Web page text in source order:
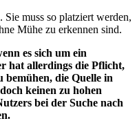
muss so platziert werden,
Mühe zu erkennen sind.
es sich um ein
hat allerdings die Pflicht,
bemühen, die Quelle in
keinen zu hohen
bei der Suche nach